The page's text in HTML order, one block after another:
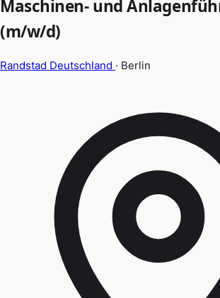
Maschinen- und
(m/w/d)
Randstad Deutschland · Berlin